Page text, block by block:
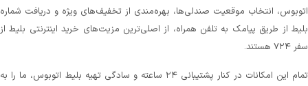
انتخاب موقعیت صندلی‌ها، بهره‌مندی از تخفیف‌های ویژه و دریافت شماره‌
از طریق پیامک به تلفن همراه، از اصلی‌ترین مزیت‌های خرید اینترنتی بلیط از
هستند.
تمام این امکانات در کنار پشتیبانی‌ ۲۴ ساعته و سادگی تهیه بلیط اتوبوس، ما را به